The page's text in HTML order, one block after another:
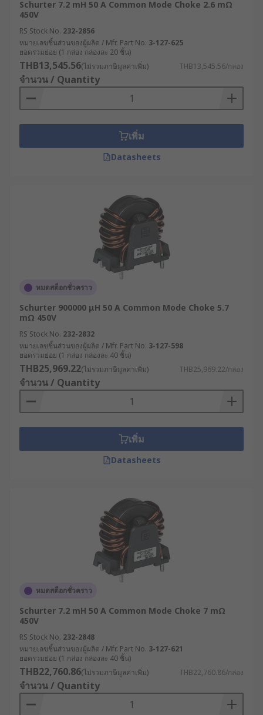
Schurter 7.2 mH 50 A Common Mode Choke 2.6 mΩ
450V
RS Stock No. 232-2856
หมายเลขชิ้นส่วนของผู้ผลิต / Mfr. Part No. 3-127-625
ยอดรวมย่อย (1 กล่อง กล่องละ 20 ชิ้น)
THB13,545.56(ไม่รวมภาษีมูลค่าเพิ่ม) THB13,545.56/กล่อง
จำนวน / Quantity
เพิ่ม
Datasheets
หมดสต็อกชั่วคราว
Schurter 900000 μH 50 A Common Mode Choke 5.7
mΩ 450V
RS Stock No. 232-2832
หมายเลขชิ้นส่วนของผู้ผลิต / Mfr. Part No. 3-127-598
ยอดรวมย่อย (1 กล่อง กล่องละ 40 ชิ้น)
THB25,969.22(ไม่รวมภาษีมูลค่าเพิ่ม) THB25,969.22/กล่อง
จำนวน / Quantity
เพิ่ม
Datasheets
หมดสต็อกชั่วคราว
Schurter 7.2 mH 50 A Common Mode Choke 7 mΩ
450V
RS Stock No. 232-2848
หมายเลขชิ้นส่วนของผู้ผลิต / Mfr. Part No. 3-127-621
ยอดรวมย่อย (1 กล่อง กล่องละ 40 ชิ้น)
THB22,760.86(ไม่รวมภาษีมูลค่าเพิ่ม) THB22,760.86/กล่อง
จำนวน / Quantity